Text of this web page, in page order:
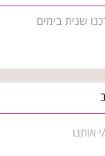
שנית בימים
אותנו